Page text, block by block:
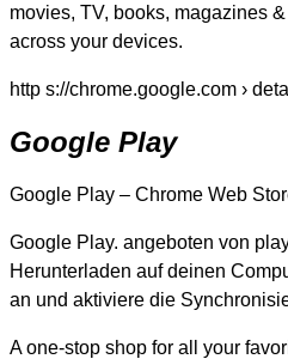
movies, TV, books, magazines
across your devices.
http s://chrome.google.com ›
Google Play
Google Play – Chrome Web
Google Play. angeboten von
Herunterladen auf deinen
an und aktiviere die
A one-stop shop for all your